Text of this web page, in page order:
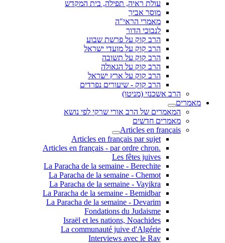
עולת ראיה, תפילה, בית המקדש
מוסר אביך
מאמרי הראי"ה
לנבוכי הדור
הרב קוק על פרשת שבוע
הרב קוק על מועדי ישראל
הרב קוק על תשובה
הרב קוק על הגאולה
הרב קוק על ארץ ישראל
הרב קוק - שיעורים נפרדים
הרב אשכנזי (מניטו)
מאמרים
המאמרים של הרב אורי שרקי לפי נושא
מאמרים חדשים
Articles en français
Articles en français par sujet
.Articles en français - par ordre chron
Les fêtes juives
La Paracha de la semaine - Berechite
La Paracha de la semaine - Chemot
La Paracha de la semaine - Vayikra
La Paracha de la semaine - Bemidbar
La Paracha de la semaine - Devarim
Fondations du Judaisme
Israël et les nations, Noachides
La communauté juive d'Algérie
Interviews avec le Rav